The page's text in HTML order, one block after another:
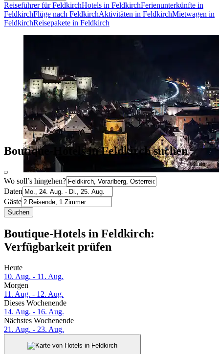
Reiseführer für FeldkirchHotels in FeldkirchFerienunterkünfte in
FeldkirchFlüge nach FeldkirchAktivitäten in FeldkirchMietwagen in
FeldkirchReisepakete in Feldkirch
Boutique-Hotels in Feldkirch suchen
Wo soll’s hingehen?
Daten
Gäste
Suchen
Boutique-Hotels in Feldkirch:
Verfügbarkeit prüfen
Heute
10. Aug. - 11. Aug.
Morgen
11. Aug. - 12. Aug.
Dieses Wochenende
14. Aug. - 16. Aug.
Nächstes Wochenende
21. Aug. - 23. Aug.